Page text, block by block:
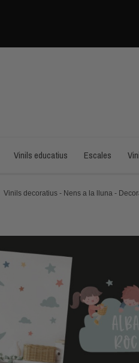
Vinils educatius Escales
Vinils decoratius - Nens a la lluna -